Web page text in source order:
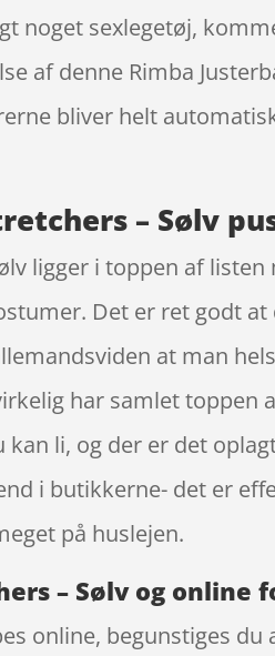
noget sexlegetøj,
af denne Rimba
bliver helt
– Sølv
ligger i toppen af
Det er ret godt
at man
har samlet
li, og der er det
i butikkerne- det er
på huslejen.
– Sølv og online
online, begunstiges